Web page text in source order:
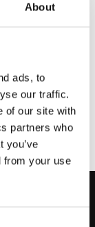
About
ads, to
our traffic.
of our site with
partners who
you’ve
from your use
120W
KÖP